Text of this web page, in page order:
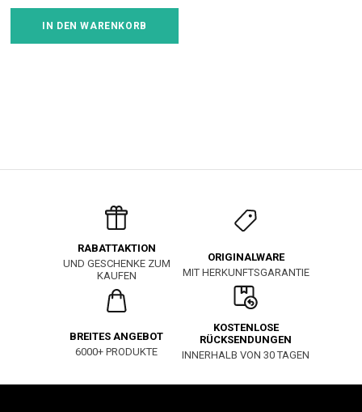
IN DEN WARENKORB
RABATTAKTION
UND GESCHENKE ZUM
KAUFEN
ORIGINALWARE
MIT HERKUNFTSGARANTIE
BREITES ANGEBOT
6000+ PRODUKTE
KOSTENLOSE
RÜCKSENDUNGEN
INNERHALB VON 30 TAGEN